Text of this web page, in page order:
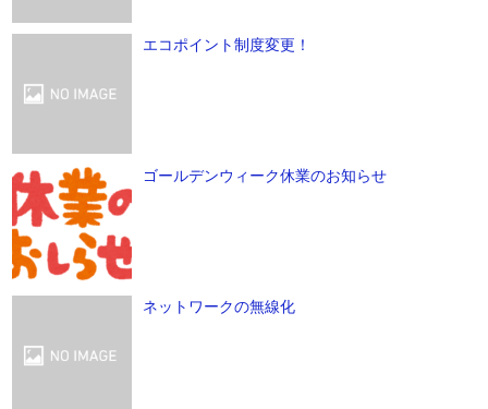
エコポイント制度変更！
ゴールデンウィーク休業のお知らせ
ネットワークの無線化